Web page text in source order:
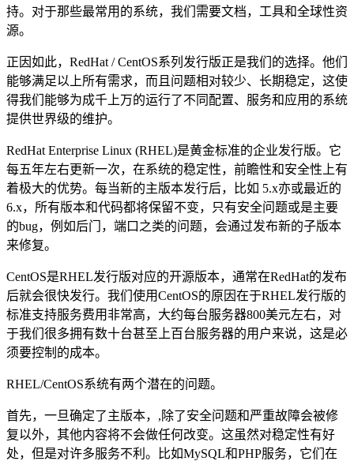
持。对于那些最常用的系统，我们需要文档，工具和全球性资
源。
正因如此，RedHat / CentOS系列发行版正是我们的选择。他们
能够满足以上所有需求，而且问题相对较少、长期稳定，这使
得我们能够为成千上万的运行了不同配置、服务和应用的系统
提供世界级的维护。
RedHat Enterprise Linux (RHEL)是黄金标准的企业发行版。它
每五年左右更新一次，在系统的稳定性，前瞻性和安全性上有
着极大的优势。每当新的主版本发行后，比如 5.x亦或最近的
6.x，所有版本和代码都将保留不变，只有安全问题或是主要
的bug，例如后门，端口之类的问题，会通过发布新的子版本
来修复。
CentOS是RHEL发行版对应的开源版本，通常在RedHat的发布
后就会很快发行。我们使用CentOS的原因在于RHEL发行版的
标准支持服务费用非常高，大约每台服务器800美元左右，对
于我们很多拥有数十台甚至上百台服务器的用户来说，这是必
须要控制的成本。
RHEL/CentOS系统有两个潜在的问题。
首先，一旦确定了主版本，,除了安全问题和严重故障会被修
复以外，其他内容将不会做任何改变。这虽然对稳定性有好
处，但是对许多服务不利。比如MySQL和PHP服务，它们在